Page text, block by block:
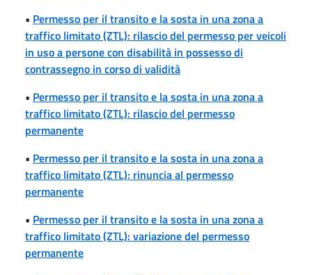
• Permesso per il transito e la sosta in una zona a
traffico limitato (ZTL): rilascio del permesso per veicoli
in uso a persone con disabilità in possesso di
contrassegno in corso di validità
• Permesso per il transito e la sosta in una zona a
traffico limitato (ZTL): rilascio del permesso
permanente
• Permesso per il transito e la sosta in una zona a
traffico limitato (ZTL): rinuncia al permesso
permanente
• Permesso per il transito e la sosta in una zona a
traffico limitato (ZTL): variazione del permesso
permanente